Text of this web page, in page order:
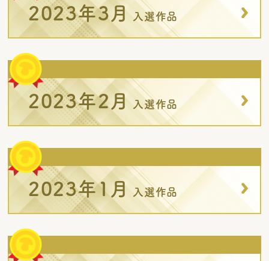
2023年3月 入選作品
2023年2月 入選作品
2023年1月 入選作品